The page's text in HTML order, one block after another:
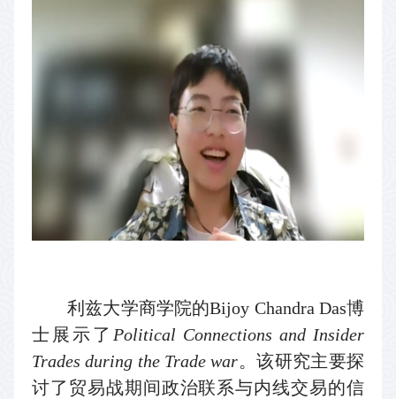
利兹大学商学院的Bijoy Chandra Das博
士展示了 Political Connections and Insider
Trades during the Trade war。该研究主要探
讨了贸易战期间政治联系与内线交易的信